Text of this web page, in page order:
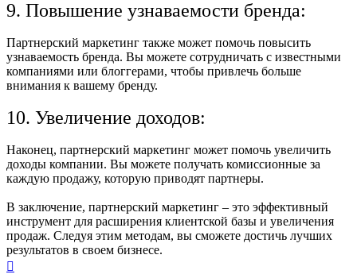
9. Повышение узнаваемости бренда:
Партнерский маркетинг также может помочь повысить
узнаваемость бренда. Вы можете сотрудничать с известными
компаниями или блоггерами, чтобы привлечь больше
внимания к вашему бренду.
10. Увеличение доходов:
Наконец, партнерский маркетинг может помочь увеличить
доходы компании. Вы можете получать комиссионные за
каждую продажу, которую приводят партнеры.
В заключение, партнерский маркетинг – это эффективный
инструмент для расширения клиентской базы и увеличения
продаж. Следуя этим методам, вы сможете достичь лучших
результатов в своем бизнесе.